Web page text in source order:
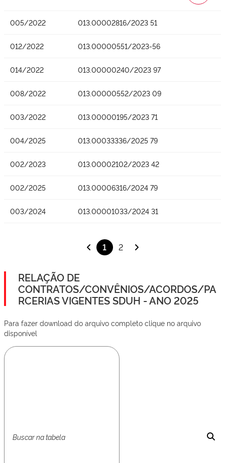
005/2022 013.00002816/2023 51
012/2022 013.00000551/2023-56
014/2022 013.00000240/2023 97
008/2022 013.00000552/2023 09
003/2022 013.00000195/2023 71
004/2025 013.00033336/2025 79
002/2023 013.00002102/2023 42
002/2025 013.00006316/2024 79
003/2024 013.00001033/2024 31
1 2
RELAÇÃO DE
CONTRATOS/CONVÊNIOS/ACORDOS/PA
RCERIAS VIGENTES SDUH - ANO 2025
Para fazer download do arquivo completo clique no arquivo
disponível